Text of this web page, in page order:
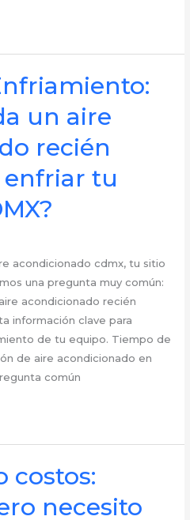
un aire
recién
tu
acondicionado cdmx, tu sitio
una pregunta muy común:
acondicionado recién
información clave para
de tu equipo. Tiempo de
de aire acondicionado en
común
costos:
necesito